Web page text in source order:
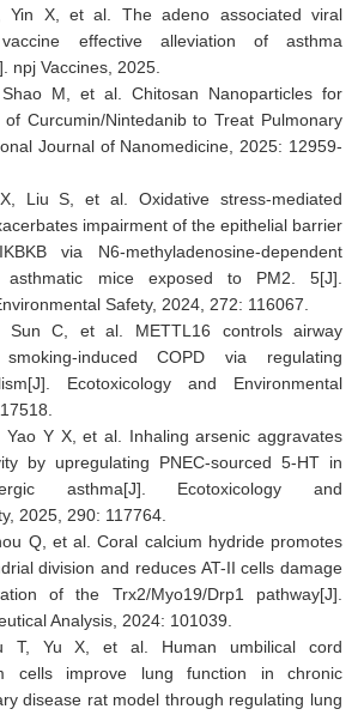
X, et al. The adeno associated viral
effective alleviation of asthma
npj Vaccines, 2025.
M, et al. Chitosan Nanoparticles for
of Curcumin/Nintedanib to Treat Pulmonary
Journal of Nanomedicine, 2025: 12959-
Liu S, et al. Oxidative stress-mediated
impairment of the epithelial barrier
via N6-methyladenosine-dependent
asthmatic mice exposed to PM2. 5[J].
Safety, 2024, 272: 116067.
C, et al. METTL16 controls airway
induced COPD via regulating
Ecotoxicology and Environmental
Y X, et al. Inhaling arsenic aggravates
by upregulating PNEC-sourced 5-HT in
asthma[J]. Ecotoxicology and
2025, 290: 117764.
Q, et al. Coral calcium hydride promotes
division and reduces AT-II cells damage
of the Trx2/Myo19/Drp1 pathway[J].
Analysis, 2024: 101039.
T, Yu X, et al. Human umbilical cord
cells improve lung function in chronic
disease rat model through regulating lung